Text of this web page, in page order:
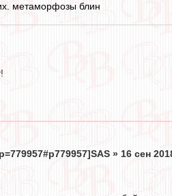
метаморфозы блин
» 16 сен